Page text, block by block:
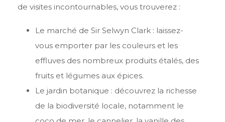
de visites incontournables, vous trouverez :
Le marché de Sir Selwyn Clark : laissez-
vous emporter par les couleurs et les
effluves des nombreux produits étalés, des
fruits et légumes aux épices.
Le jardin botanique : découvrez la richesse
de la biodiversité locale, notamment le